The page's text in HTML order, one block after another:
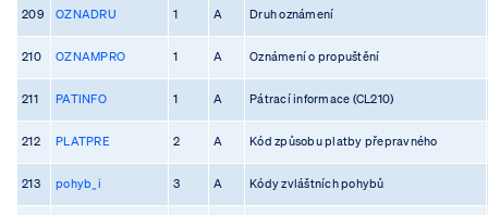
209 OZNADRU 1 A Druh oznámení
210 OZNAMPRO 1 A Oznámení o propuštění
211 PATINFO 1 A Pátrací informace (CL210)
212 PLATPRE 2 A Kód způsobu platby přepravného
213 pohyb_i 3 A Kódy zvláštních pohybů